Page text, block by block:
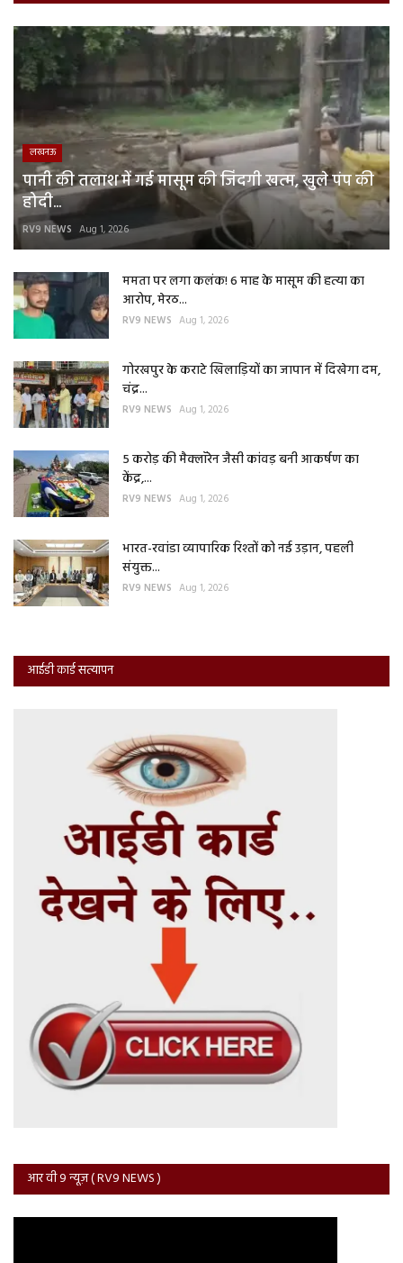
लखनऊ
पानी की तलाश में गई मासूम की जिंदगी खत्म, खुले पंप की
होदी...
RV9 NEWS Aug 1, 2026
ममता पर लगा कलंक! 6 माह के मासूम की हत्या का
आरोप, मेरठ...
RV9 NEWS Aug 1, 2026
गोरखपुर के कराटे खिलाड़ियों का जापान में दिखेगा दम,
चंद्र...
RV9 NEWS Aug 1, 2026
5 करोड़ की मैक्लॉरेन जैसी कांवड़ बनी आकर्षण का
केंद्र,...
RV9 NEWS Aug 1, 2026
भारत-रवांडा व्यापारिक रिश्तों को नई उड़ान, पहली
संयुक्त...
RV9 NEWS Aug 1, 2026
आईडी कार्ड सत्यापन
आर वी 9 न्यूज़ ( RV9 NEWS )